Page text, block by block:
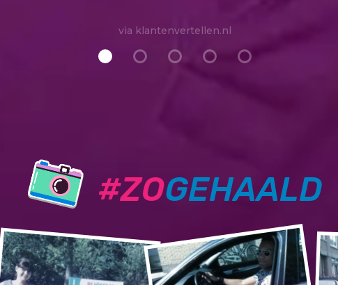
via klantenvertellen.nl
#ZOGEHAALD